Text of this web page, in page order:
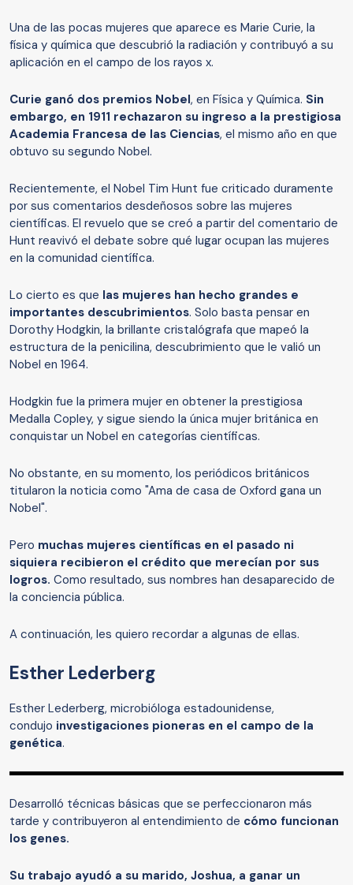
Una de las pocas mujeres que aparece es Marie Curie, la
física y química que descubrió la radiación y contribuyó a su
aplicación en el campo de los rayos x.
Curie ganó dos premios Nobel, en Física y Química. Sin
embargo, en 1911 rechazaron su ingreso a la prestigiosa
Academia Francesa de las Ciencias, el mismo año en que
obtuvo su segundo Nobel.
Recientemente, el Nobel Tim Hunt fue criticado duramente
por sus comentarios desdeñosos sobre las mujeres
científicas. El revuelo que se creó a partir del comentario de
Hunt reavivó el debate sobre qué lugar ocupan las mujeres
en la comunidad científica.
Lo cierto es que las mujeres han hecho grandes e
importantes descubrimientos. Solo basta pensar en
Dorothy Hodgkin, la brillante cristalógrafa que mapeó la
estructura de la penicilina, descubrimiento que le valió un
Nobel en 1964.
Hodgkin fue la primera mujer en obtener la prestigiosa
Medalla Copley, y sigue siendo la única mujer británica en
conquistar un Nobel en categorías científicas.
No obstante, en su momento, los periódicos británicos
titularon la noticia como "Ama de casa de Oxford gana un
Nobel".
Pero muchas mujeres científicas en el pasado ni
siquiera recibieron el crédito que merecían por sus
logros. Como resultado, sus nombres han desaparecido de
la conciencia pública.
A continuación, les quiero recordar a algunas de ellas.
Esther Lederberg
Esther Lederberg, microbióloga estadounidense,
condujo investigaciones pioneras en el campo de la
genética.
Desarrolló técnicas básicas que se perfeccionaron más
tarde y contribuyeron al entendimiento de cómo funcionan
los genes.
Su trabajo ayudó a su marido, Joshua, a ganar un